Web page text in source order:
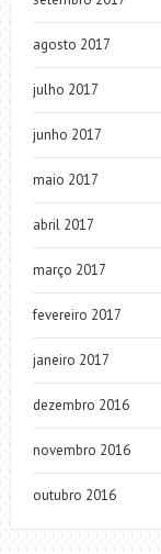
agosto 2017
julho 2017
junho 2017
maio 2017
abril 2017
março 2017
fevereiro 2017
janeiro 2017
dezembro 2016
novembro 2016
outubro 2016